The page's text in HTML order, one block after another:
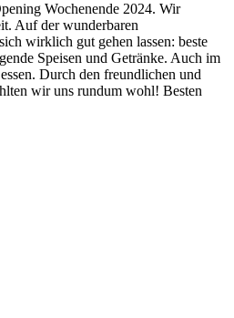
Wochenende 2024. Wir
Auf der wunderbaren
wirklich gut gehen lassen: beste
Speisen und Getränke. Auch im
Durch den freundlichen und
wir uns rundum wohl! Besten